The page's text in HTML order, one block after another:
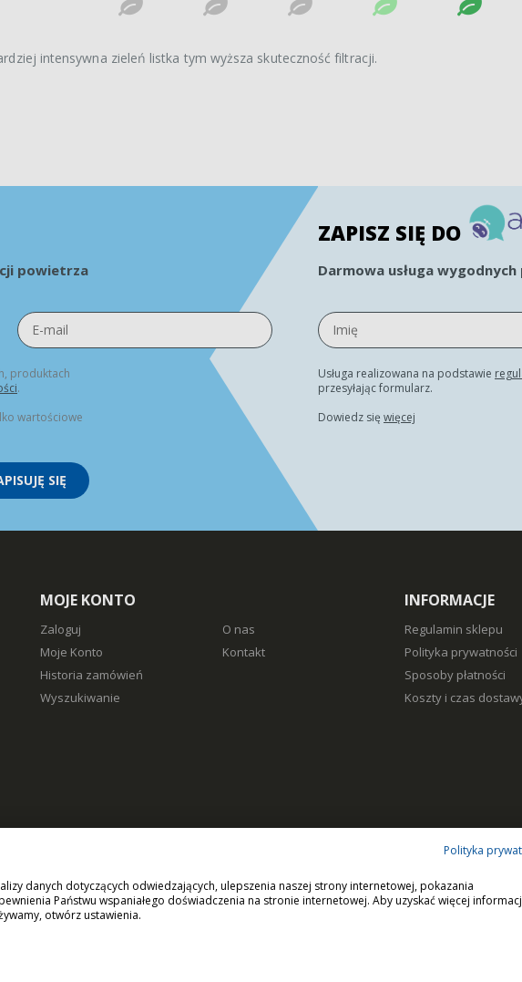
intensywna zieleń listka tym wyższa skuteczność filtracji.
powietrza
produktach
.
wartościowe
SIĘ
ZAPISZ SIĘ DO
Darmowa usługa
Usługa realizowana na podstawie
przesyłając formularz.
Dowiedz się więcej
MOJE KONTO
Zaloguj
Moje Konto
Historia zamówień
Wyszukiwanie
O nas
Kontakt
INFORMACJE
Regulamin sklepu
Polityka prywatności
Sposoby płatności
Koszty i czas
Polityka
danych dotyczących odwiedzających, ulepszenia naszej strony internetowej, pokazania
Państwu wspaniałego doświadczenia na stronie internetowej. Aby uzyskać więcej
otwórz ustawienia.